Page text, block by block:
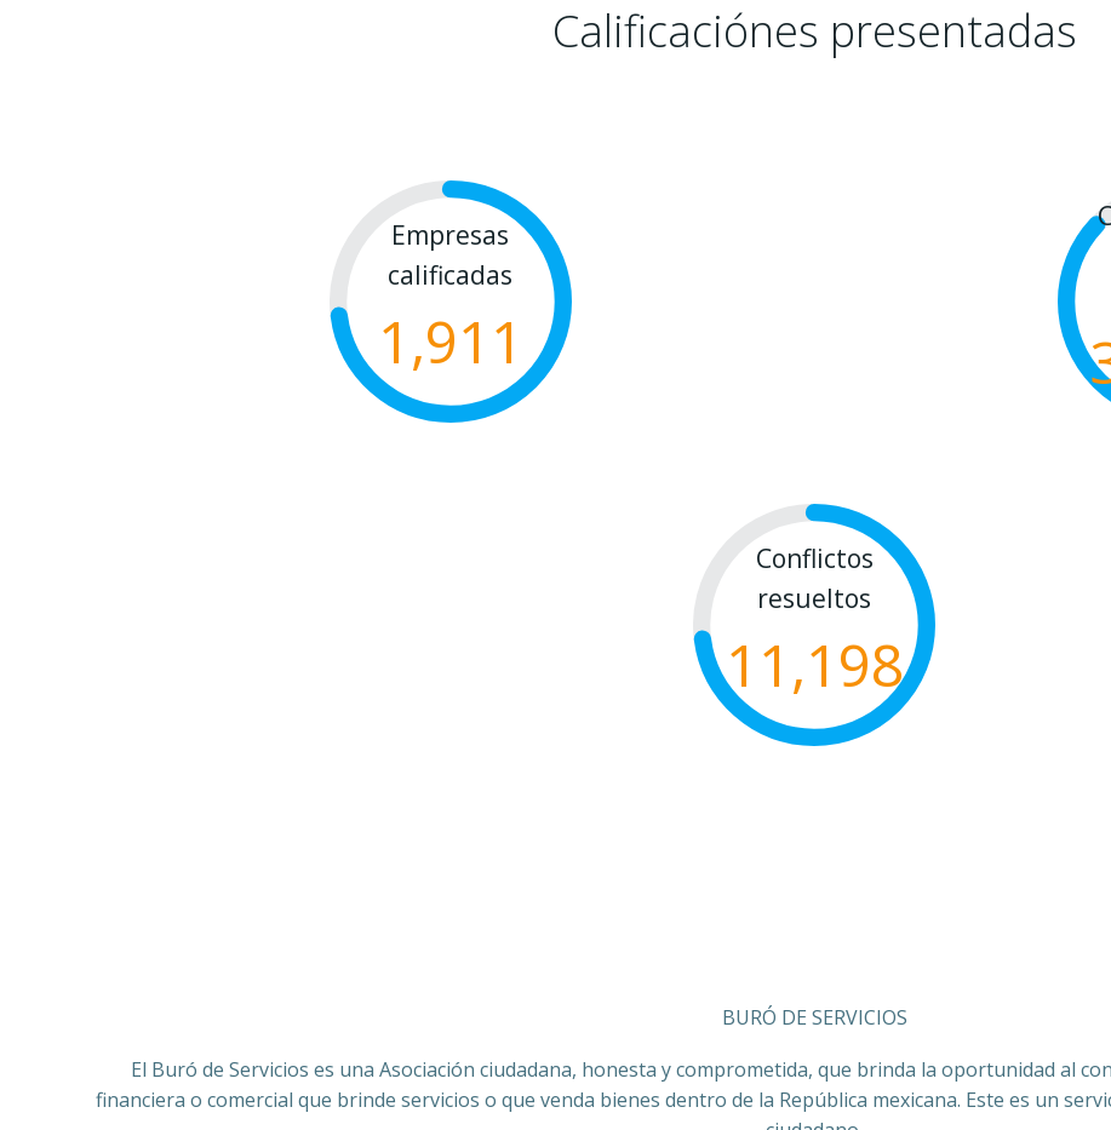
Calificaciónes presentadas
Empresas
calificadas
1,911
Conflictos
resueltos
11,198
BURÓ DE SERVICIOS
El Buró de Servicios es una Asociación ciudadana, honesta y comprometida, que brinda la oportunidad al
financiera o comercial que brinde servicios o que venda bienes dentro de la República mexicana. Este es un